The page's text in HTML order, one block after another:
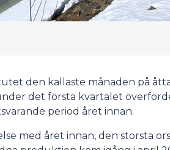
den kallaste månaden på
det första kvartalet
period året innan.
med året innan, den största